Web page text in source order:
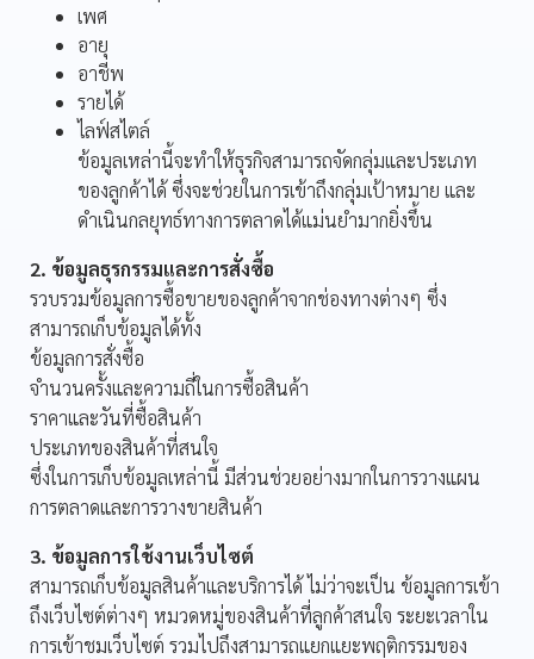
เพศ
อายุ
อาชีพ
รายได้
ไลฟ์สไตล์
ข้อมูลเหล่านี้จะทำให้ธุรกิจสามารถจัดกลุ่มและประเภท
ของลูกค้าได้ ซึ่งจะช่วยในการเข้าถึงกลุ่มเป้าหมาย และ
ดำเนินกลยุทธ์ทางการตลาดได้แม่นยำมากยิ่งขึ้น
2. ข้อมูลธุรกรรมและการสั่งซื้อ
รวบรวมข้อมูลการซื้อขายของลูกค้าจากช่องทางต่างๆ ซึ่ง
สามารถเก็บข้อมูลได้ทั้ง
ข้อมูลการสั่งซื้อ
จำนวนครั้งและความถี่ในการซื้อสินค้า
ราคาและวันที่ซื้อสินค้า
ประเภทของสินค้าที่สนใจ
ซึ่งในการเก็บข้อมูลเหล่านี้ มีส่วนช่วยอย่างมากในการวางแผน
การตลาดและการวางขายสินค้า
3. ข้อมูลการใช้งานเว็บไซต์
สามารถเก็บข้อมูลสินค้าและบริการได้ ไม่ว่าจะเป็น ข้อมูลการเข้า
ถึงเว็บไซต์ต่างๆ หมวดหมู่ของสินค้าที่ลูกค้าสนใจ ระยะเวลาใน
การเข้าชมเว็บไซต์ รวมไปถึงสามารถแยกแยะพฤติกรรมของ